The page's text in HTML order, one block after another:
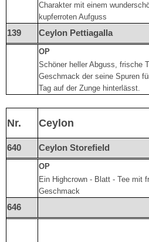
Charakter mit einem
kupferroten Aufguss
139 Ceylon Pettiagalla
OP
Schöner heller Abguss, frische
Geschmack der seine Spuren
Tag auf der Zunge hinterlässt.
Nr. Ceylon
640 Ceylon Storefield
OP
Ein Highcrown - Blatt - Tee mit
Geschmack
646